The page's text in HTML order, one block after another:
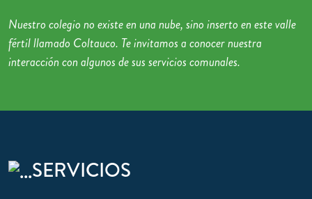
Nuestro colegio no existe en una nube, sino inserto en este valle
fértil llamado Coltauco. Te invitamos a conocer nuestra
interacción con algunos de sus servicios comunales.
SERVICIOS